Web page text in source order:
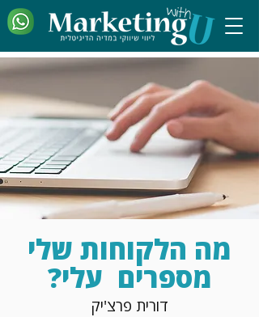
מה הלקוחות שלי
מספרים עלי?
דורית פרצ'יק